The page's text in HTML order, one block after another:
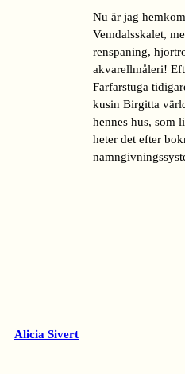
Nu är jag
Vemdalsskalet,
renspaning,
akvarellmåleri!
Farfarstuga
kusin Birgitta
hennes hus, som
heter det efter
Alicia Sivert